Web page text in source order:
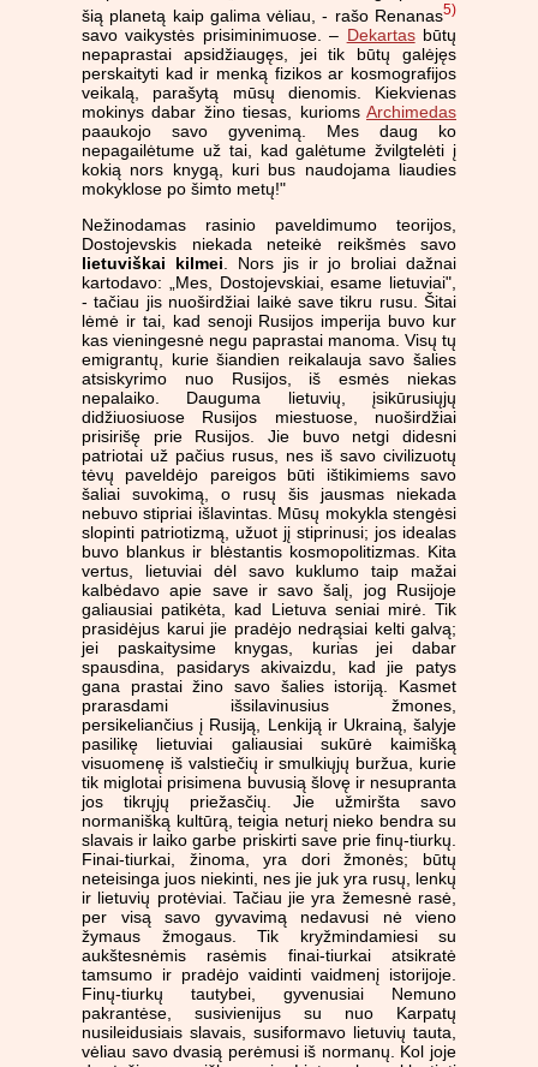
šią planetą kaip galima vėliau, - rašo Renanas5)
savo vaikystės prisiminimuose. – Dekartasbūtų
nepaprastai apsidžiaugęs, jei tik būtų galėjęs
perskaityti kad ir menką fizikos ar kosmografijos
veikalą, parašytą mūsų dienomis. Kiekvienas
mokinys dabar žino tiesas, kurioms Archimedas
paaukojo savo gyvenimą. Mes daug ko
nepagailėtume už tai, kad galėtume žvilgtelėti į
kokią nors knygą, kuri bus naudojama liaudies
mokyklose po šimto metų!"
Nežinodamas rasinio paveldimumo teorijos,
Dostojevskis niekada neteikė reikšmės savo
lietuviškai kilmei . Nors jis ir jo broliai dažnai
kartodavo: „Mes, Dostojevskiai, esame lietuviai",
- tačiau jis nuoširdžiai laikė save tikru rusu. Šitai
lėmė ir tai, kad senoji Rusijos imperija buvo kur
kas vieningesnė negu paprastai manoma. Visų tų
emigrantų, kurie šiandien reikalauja savo šalies
atsiskyrimo nuo Rusijos, iš esmės niekas
nepalaiko. Dauguma lietuvių, įsikūrusiųjų
didžiuosiuose Rusijos miestuose, nuoširdžiai
prisirišę prie Rusijos. Jie buvo netgi didesni
patriotai už pačius rusus, nes iš savo civilizuotų
tėvų paveldėjo pareigos būti ištikimiems savo
šaliai suvokimą, o rusų šis jausmas niekada
nebuvo stipriai išlavintas. Mūsų mokykla stengėsi
slopinti patriotizmą, užuot jį stiprinusi; jos idealas
buvo blankus ir blėstantis kosmopolitizmas. Kita
vertus, lietuviai dėl savo kuklumo taip mažai
kalbėdavo apie save ir savo šalį, jog Rusijoje
galiausiai patikėta, kad Lietuva seniai mirė. Tik
prasidėjus karui jie pradėjo nedrąsiai kelti galvą;
jei paskaitysime knygas, kurias jei dabar
spausdina, pasidarys akivaizdu, kad jie patys
gana prastai žino savo šalies istoriją. Kasmet
prarasdami išsilavinusius žmones,
persikeliančius į Rusiją, Lenkiją ir Ukrainą, šalyje
pasilikę lietuviai galiausiai sukūrė kaimišką
visuomenę iš valstiečių ir smulkiųjų buržua, kurie
tik miglotai prisimena buvusią šlovę ir nesupranta
jos tikrųjų priežasčių. Jie užmiršta savo
normanišką kultūrą, teigia neturį nieko bendra su
slavais ir laiko garbe priskirti save prie finų-tiurkų.
Finai-tiurkai, žinoma, yra dori žmonės; būtų
neteisinga juos niekinti, nes jie juk yra rusų, lenkų
ir lietuvių protėviai. Tačiau jie yra žemesnė rasė,
per visą savo gyvavimą nedavusi nė vieno
žymaus žmogaus. Tik kryžmindamiesi su
aukštesnėmis rasėmis finai-tiurkai atsikratė
tamsumo ir pradėjo vaidinti vaidmenį istorijoje.
Finų-tiurkų tautybei, gyvenusiai Nemuno
pakrantėse, susivienijus su nuo Karpatų
nusileidusiais slavais, susiformavo lietuvių tauta,
vėliau savo dvasią perėmusi iš normanų. Kol joje